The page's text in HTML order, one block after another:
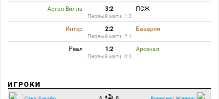
Астон Вилла 3:2 ПСЖ
Первый матч: 1:3
Интер 2:2 Бавария
Первый матч: 2:1
Реал 1:2 Арсенал
Первый матч: 0:3
ИГРОКИ